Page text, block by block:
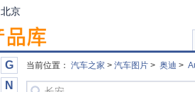
北京
G
N
当前位置： 汽车之家 > 汽车图片 > 奥迪 >